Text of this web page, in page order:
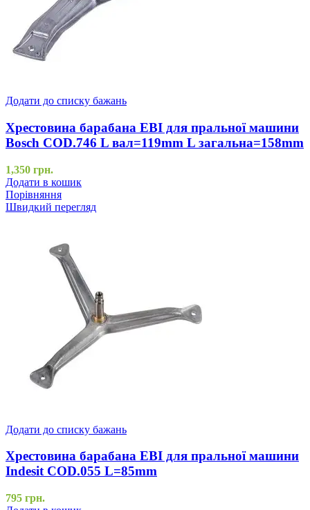
Додати до списку бажань
Хрестовина барабана EBI для пральної машини
Bosch COD.746 L вал=119mm L загальна=158mm
1,350 грн.
Додати в кошик
Порівняння
Швидкий перегляд
Додати до списку бажань
Хрестовина барабана EBI для пральної машини
Indesit COD.055 L=85mm
795 грн.